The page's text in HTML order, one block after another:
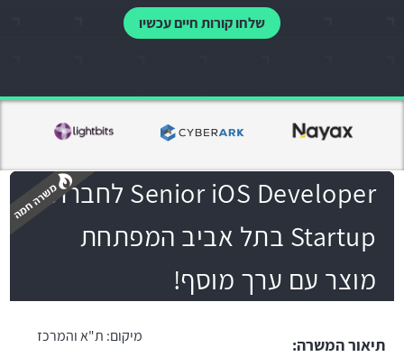
שלחו קורות חיים עכשיו
Senior iOS Developer לחברת
Startup בתל אביב המפתחת
מוצר עם ערך מוסף!
מיקום: ת"א והמרכז
תיאור המשרה: